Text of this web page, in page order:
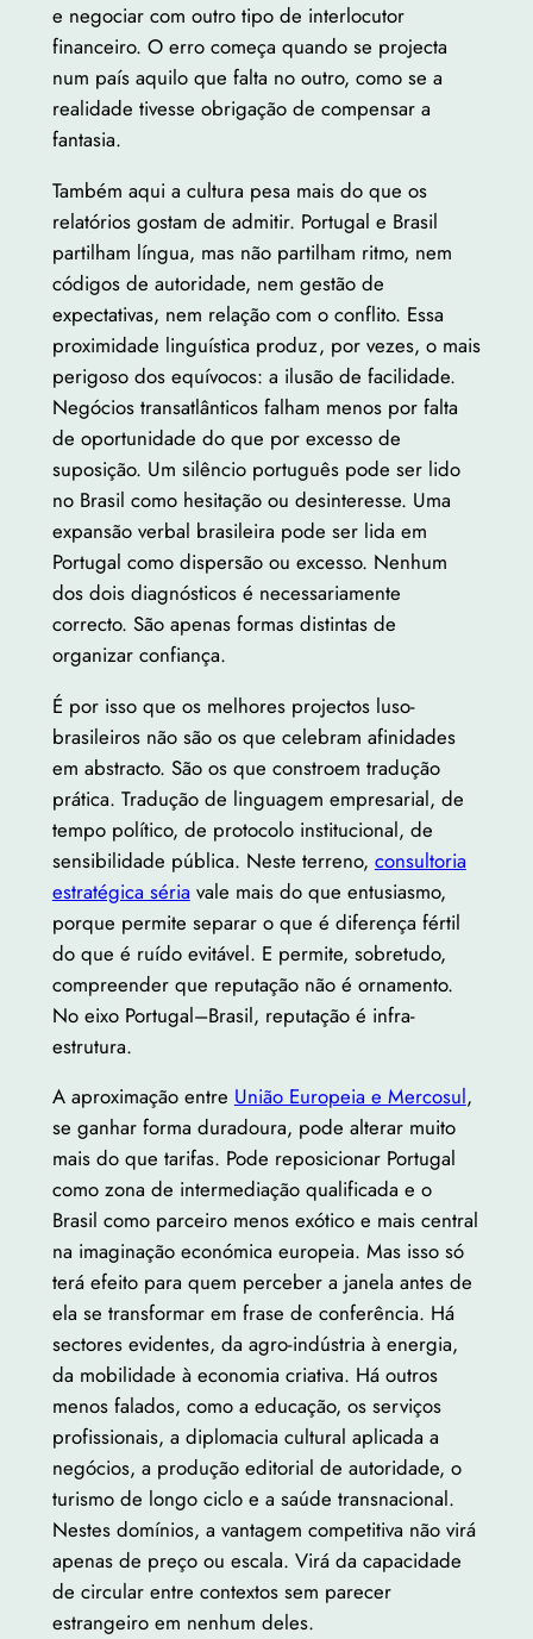
e negociar com outro tipo de interlocutor
financeiro. O erro começa quando se projecta
num país aquilo que falta no outro, como se a
realidade tivesse obrigação de compensar a
fantasia.
Também aqui a cultura pesa mais do que os
relatórios gostam de admitir. Portugal e Brasil
partilham língua, mas não partilham ritmo, nem
códigos de autoridade, nem gestão de
expectativas, nem relação com o conflito. Essa
proximidade linguística produz, por vezes, o mais
perigoso dos equívocos: a ilusão de facilidade.
Negócios transatlânticos falham menos por falta
de oportunidade do que por excesso de
suposição. Um silêncio português pode ser lido
no Brasil como hesitação ou desinteresse. Uma
expansão verbal brasileira pode ser lida em
Portugal como dispersão ou excesso. Nenhum
dos dois diagnósticos é necessariamente
correcto. São apenas formas distintas de
organizar confiança.
É por isso que os melhores projectos luso-
brasileiros não são os que celebram afinidades
em abstracto. São os que constroem tradução
prática. Tradução de linguagem empresarial, de
tempo político, de protocolo institucional, de
sensibilidade pública. Neste terreno, consultoria
estratégica séria vale mais do que entusiasmo,
porque permite separar o que é diferença fértil
do que é ruído evitável. E permite, sobretudo,
compreender que reputação não é ornamento.
No eixo Portugal–Brasil, reputação é infra-
estrutura.
A aproximação entre União Europeia e Mercosul,
se ganhar forma duradoura, pode alterar muito
mais do que tarifas. Pode reposicionar Portugal
como zona de intermediação qualificada e o
Brasil como parceiro menos exótico e mais central
na imaginação económica europeia. Mas isso só
terá efeito para quem perceber a janela antes de
ela se transformar em frase de conferência. Há
sectores evidentes, da agro-indústria à energia,
da mobilidade à economia criativa. Há outros
menos falados, como a educação, os serviços
profissionais, a diplomacia cultural aplicada a
negócios, a produção editorial de autoridade, o
turismo de longo ciclo e a saúde transnacional.
Nestes domínios, a vantagem competitiva não virá
apenas de preço ou escala. Virá da capacidade
de circular entre contextos sem parecer
estrangeiro em nenhum deles.